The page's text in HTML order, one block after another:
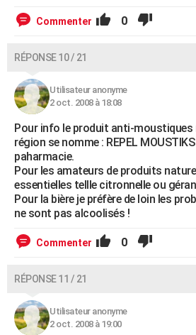
Commenter 0
RÉPONSE 10 / 21
Utilisateur anonyme
2 oct. 2008 à 18:08
Pour info le produit anti-moustiques
région se nomme : REPEL
paharmacie.
Pour les amateurs de produits
essentielles tellle citronnelle ou
Pour la bière je préfère de loin les
ne sont pas alcoolisés !
Commenter 0
RÉPONSE 11 / 21
Utilisateur anonyme
2 oct. 2008 à 19:00